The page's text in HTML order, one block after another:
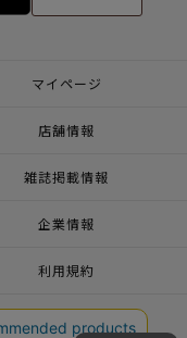
マイページ
店舗情報
雑誌掲載情報
企業情報
利用規約
緒に働こう♪求人情報